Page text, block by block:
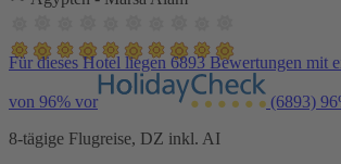
Für dieses Hotel liegen 6893 Bewertungen mit
von 96% vor (6893)
8-tägige Flugreise, DZ inkl. AI